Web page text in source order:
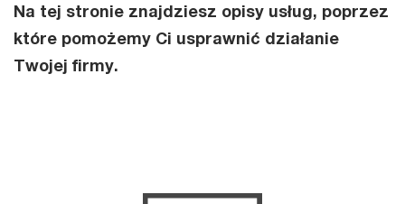
Na tej stronie znajdziesz opisy usług, poprzez
które pomożemy Ci usprawnić działanie
Twojej firmy.